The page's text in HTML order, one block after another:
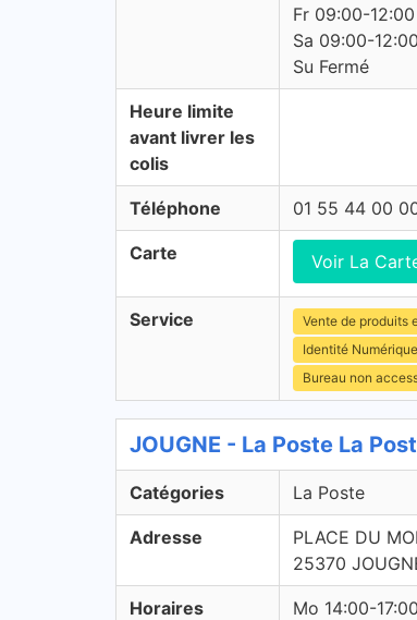
Fr 09:00-
Sa 09:00-12:00
Su Fermé
Heure limite
avant livrer les
colis
Téléphone 01 55 44 00
Carte Voir La
Service Vente de produits
Identité
Bureau non
JOUGNE - La Poste La
Catégories La Poste
Adresse
PLACE DU
25370
Horaires
Mo 14:00-17:00